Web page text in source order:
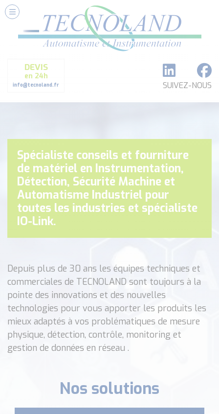
DEVIS
en 24h
info@tecnoland.fr SUIVEZ-NOUS
Nos Services
Conseils et Fourniture
Formation et Assistance
Architecture I-O Link multi fabricants
DETECTION
ANALYSE PHYSICO-CHIMIQUE
SECURITE MACHINE
ENREGISTREUR + ACQUISITION DE DONNEES
Voir toutes les catégories …
RED LION
SCHMERSAL
IDEM SAFETY
Voir toutes les marques …
Nos outils et simulateurs
Téléchargement (Logiciels, Documents,..)
Formulaire Débitmètre
Calculateur maintien en température
Calculateur Chauffage/Liquide/Gaz
Spécialiste conseils et fourniture
de matériel en Instrumentation,
Détection, Sécurité Machine et
Automatisme Industriel pour
toutes les industries et spécialiste
IO-Link.
Depuis plus de 30 ans les équipes techniques et
commerciales de TECNOLAND sont toujours à la
pointe des innovations et des nouvelles
technologies pour vous apporter les produits les
mieux adaptés à vos problématiques de mesure
physique, détection, contrôle, monitoring et
gestion de données en réseau .
Nos solutions